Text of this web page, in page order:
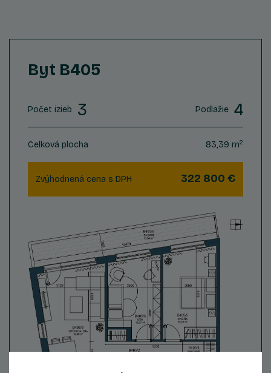
Byt B405
Počet izieb 3 Podlažie 4
Celková plocha 83,39 m2
Zvýhodnená cena s DPH 322 800 €